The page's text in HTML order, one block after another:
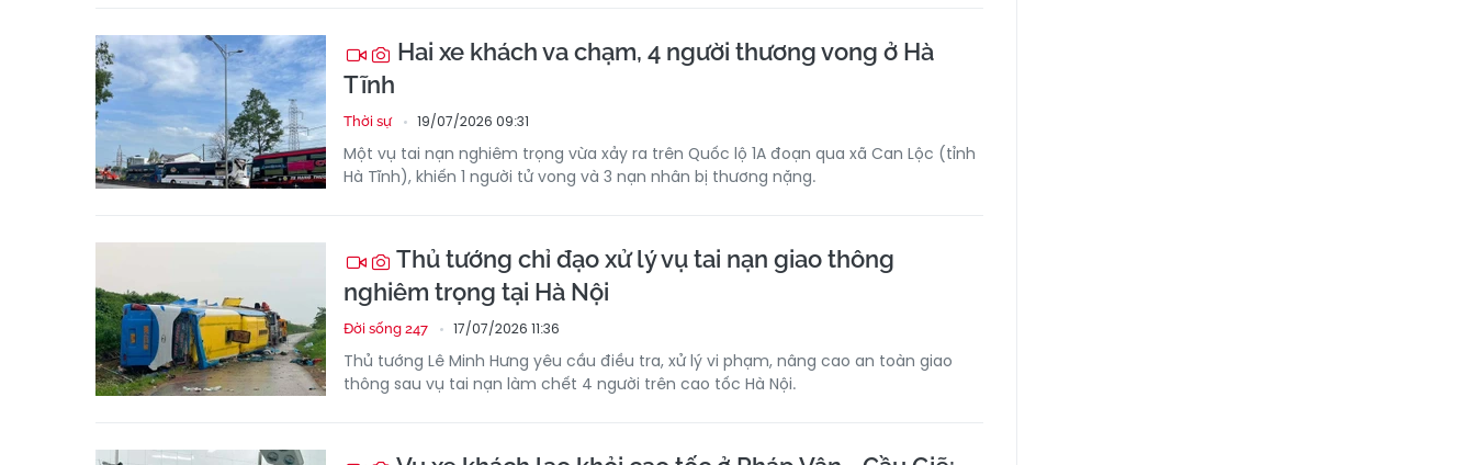
Hai xe khách va chạm, 4 người thương vong ở Hà
Tĩnh
Thời sự 19/07/2026 09:31
Một vụ tai nạn nghiêm trọng vừa xảy ra trên Quốc lộ 1A đoạn qua xã Can Lộc (tỉnh
Hà Tĩnh), khiến 1 người tử vong và 3 nạn nhân bị thương nặng.
Thủ tướng chỉ đạo xử lý vụ tai nạn giao thông
nghiêm trọng tại Hà Nội
Đời sống 247 17/07/2026 11:36
Thủ tướng Lê Minh Hưng yêu cầu điều tra, xử lý vi phạm, nâng cao an toàn giao
thông sau vụ tai nạn làm chết 4 người trên cao tốc Hà Nội.